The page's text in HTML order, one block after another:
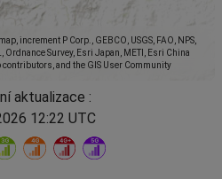
increment P Corp., GEBCO, USGS, FAO, NPS,
Ordnance Survey, Esri Japan, METI, Esri China
and the GIS User Community
aktualizace :
12:22 UTC